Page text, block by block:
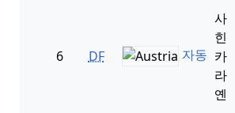
6 DF 자동
사
힌
카
라
옌